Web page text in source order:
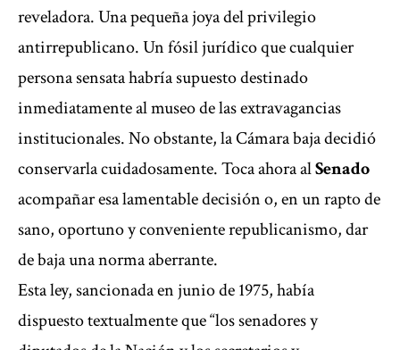
reveladora. Una pequeña joya del privilegio
antirrepublicano. Un fósil jurídico que cualquier
persona sensata habría supuesto destinado
inmediatamente al museo de las extravagancias
institucionales. No obstante, la Cámara baja decidió
conservarla cuidadosamente. Toca ahora alSenado
acompañar esa lamentable decisión o, en un rapto de
sano, oportuno y conveniente republicanismo, dar
de baja una norma aberrante.
Esta ley, sancionada en junio de 1975, había
dispuesto textualmente que “los senadores y